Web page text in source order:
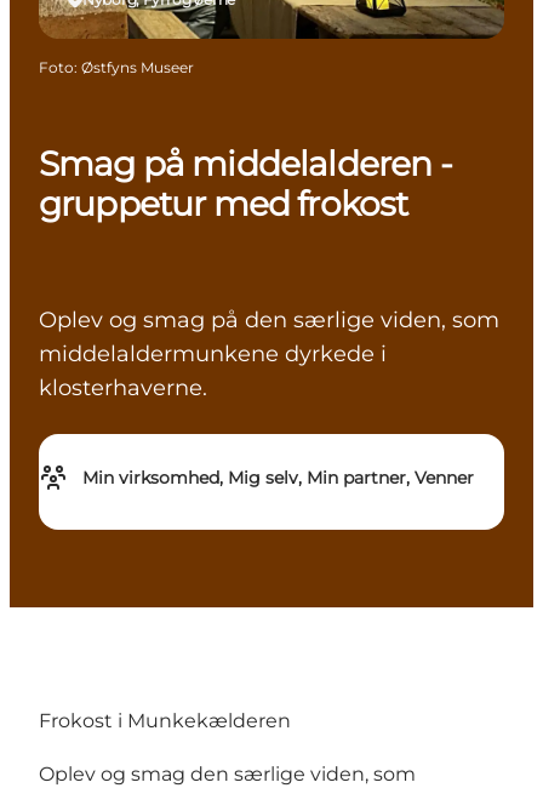
Smag på middelalderen -
gruppetur med frokost
Oplev og smag på den særlige viden, som
middelaldermunkene dyrkede i
klosterhaverne.
Min virksomhed, Mig selv, Min partner, Venner
Foto: Østfyns Museer
Frokost i Munkekælderen
Oplev og smag den særlige viden, som